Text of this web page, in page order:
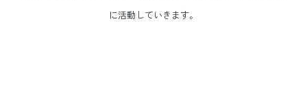
に活動していきます。